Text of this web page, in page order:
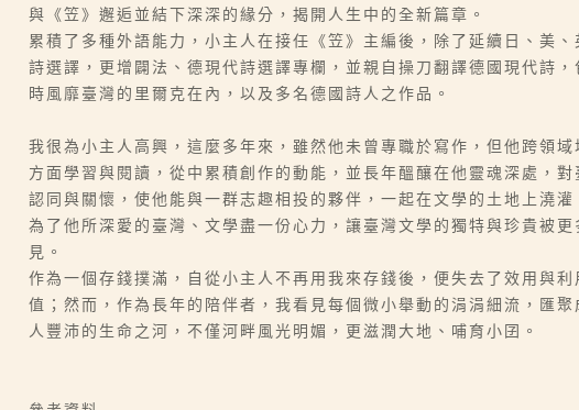
與《笠》邂逅並結下深深的緣分，揭開人生中的全新篇章。
累積了多種外語能力，小主人在接任《笠》主編後，除了延續日、美、
詩選譯，更增闢法、德現代詩選譯專欄，並親自操刀翻譯德國現代詩，
時風靡臺灣的里爾克在內，以及多名德國詩人之作品。
我很為小主人高興，這麼多年來，雖然他未曾專職於寫作，但他跨領域
方面學習與閱讀，從中累積創作的動能，並長年醞釀在他靈魂深處，對
認同與關懷，使他能與一群志趣相投的夥伴，一起在文學的土地上澆灌
為了他所深愛的臺灣、文學盡一份心力，讓臺灣文學的獨特與珍貴被更
見。
作為一個存錢撲滿，自從小主人不再用我來存錢後，便失去了效用與利
值；然而，作為長年的陪伴者，我看見每個微小舉動的涓涓細流，匯聚
人豐沛的生命之河，不僅河畔風光明媚，更滋潤大地、哺育小囝。